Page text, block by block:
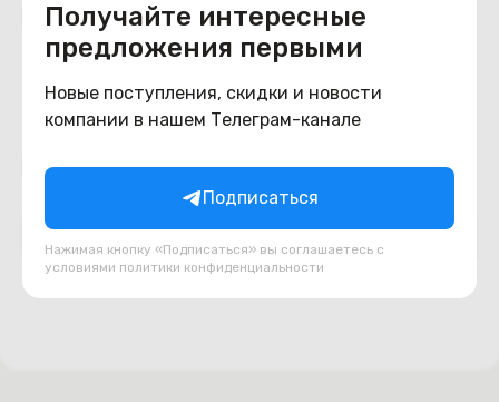
Получайте интересные
предложения первыми
Новые поступления, скидки и новости
компании в нашем Телеграм-канале
Подписаться
Нажимая кнопку «Подписаться» вы соглашаетесь с
условиями политики конфиденциальности
Похожие товары
Подборки товаров в категории